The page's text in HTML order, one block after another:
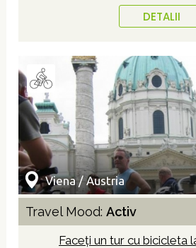
DETALII
Viena / Austria
Travel Mood:Activ
Faceți un tur cu bicicleta